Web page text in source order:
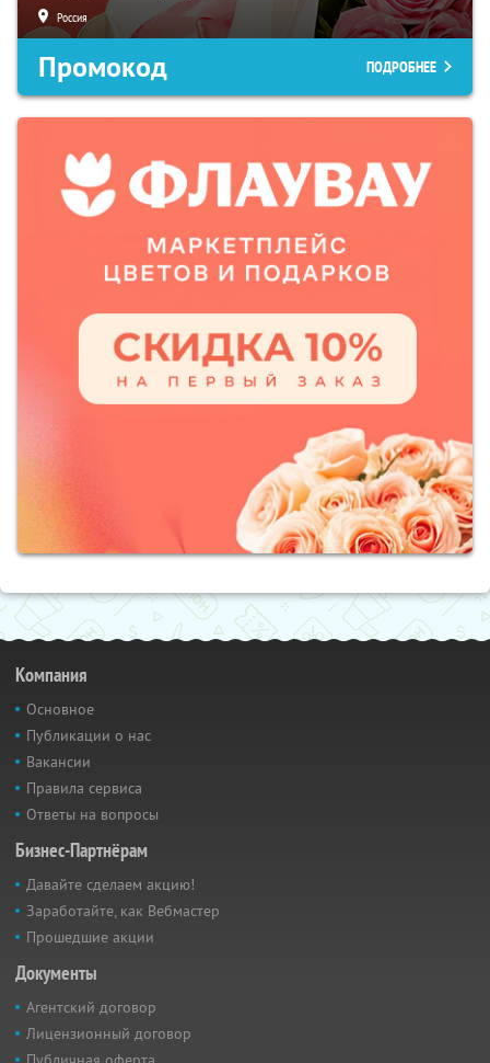
Россия
Промокод ПОДРОБНЕЕ
Компания
Основное
Публикации о нас
Вакансии
Правила сервиса
Ответы на вопросы
Бизнес-Партнёрам
Давайте сделаем акцию!
Заработайте, как Вебмастер
Прошедшие акции
Документы
Агентский договор
Лицензионный договор